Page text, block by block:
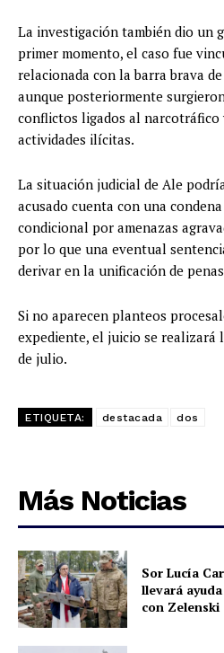
La investigación también dio un
primer momento, el caso fue
relacionada con la barra brava
aunque posteriormente
conflictos ligados al
actividades ilícitas.
La situación judicial de Ale
acusado cuenta con una
condicional por amenazas
por lo que una eventual
derivar en la unificación de
Si no aparecen planteos
expediente, el juicio se realizará
de julio.
ETIQUETA: destacada dos
Más Noticias
Sor Lucía
llevará
con Zelenski